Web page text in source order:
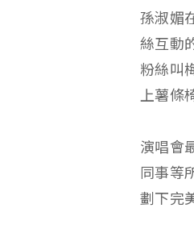
孫淑媚
絲互動
粉絲叫
上薯條
演唱會
同事等
劃下完